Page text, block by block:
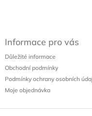
Informace pro vás
Důležité informace
Obchodní podmínky
Podmínky ochrany osobních
Moje objednávka